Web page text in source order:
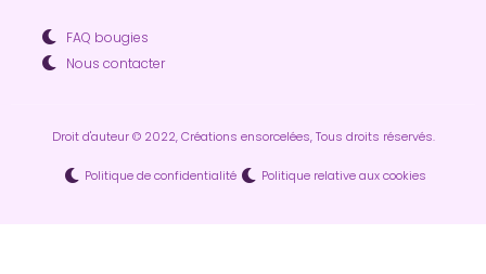
FAQ bougies
Nous contacter
Droit d'auteur © 2022, Créations ensorcelées, Tous droits réservés.
Politique de confidentialité Politique relative aux cookies